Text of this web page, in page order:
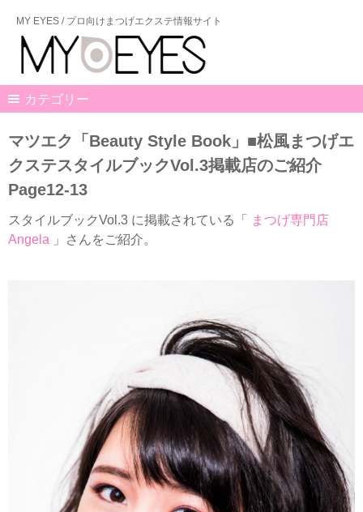
MY EYES / プロ向けまつげエクステ情報サイト
カテゴリー
マツエク「Beauty Style Book」■松風まつげエ
クステスタイルブックVol.3掲載店のご紹介
Page12-13
スタイルブックVol.3 に掲載されている「 まつげ専門店
Angela 」さんをご紹介。